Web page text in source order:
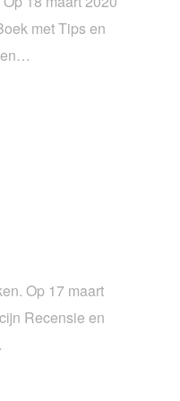
met Tips en
Op 17 maart
Recensie en